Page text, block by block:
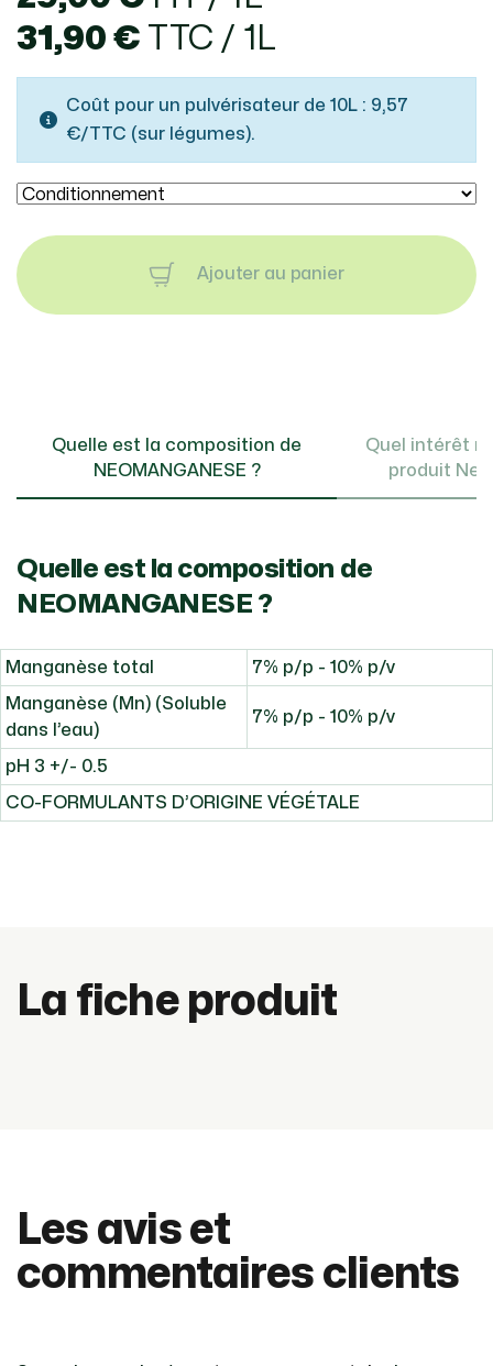
31,90 € TTC / 1L
Coût pour un pulvérisateur de 10L : 9,57
€/TTC (sur légumes).
Ajouter au panier
Quelle est la composition de
NEOMANGANESE ?
Quel intérêt
produit
Quelle est la composition de
NEOMANGANESE ?
Manganèse total 7% p/p - 10% p/v
Manganèse (Mn) (Soluble
dans l’eau)
7% p/p - 10% p/v
pH 3 +/- 0.5
CO-FORMULANTS D’ORIGINE VÉGÉTALE
La fiche produit
Les avis et
commentaires clients